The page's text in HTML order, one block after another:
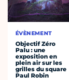
ÉVÈNEMENT
Objectif Zéro
Palu : une
exposition en
plein air sur les
grilles du square
Paul Robin